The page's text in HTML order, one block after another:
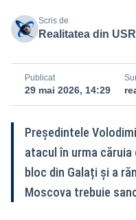
Scris de
Realitatea din USR
Publicat
29 mai 2026, 14:29
Președintele
atacul în urma
bloc din Galați și a
Moscova trebuie